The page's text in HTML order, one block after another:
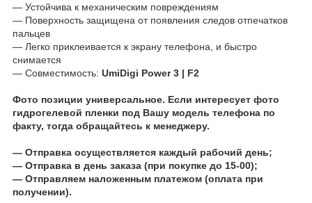
― Устойчива к механическим повреждениям
― Поверхность защищена от появления следов отпечатков
пальцев
― Легко приклеивается к экрану телефона, и быстро
снимается
― Совместимость: UmiDigi Power 3 | F2
Фото позиции универсальное. Если интересует фото
гидрогелевой пленки под Вашу модель телефона по
факту, тогда обращайтесь к менеджеру.
― Отправка осуществляется каждый рабочий день;
― Отправка в день заказа (при покупке до 15-00);
― Отправляем наложенным платежом (оплата при
получении).